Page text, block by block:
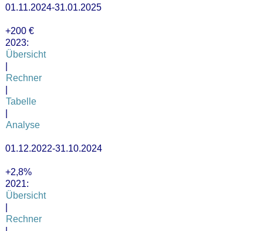
01.11.2024-31.01.2025
+200 €
2023:
Übersicht
Rechner
Tabelle
Analyse
01.12.2022-31.10.2024
+2,8%
2021:
Übersicht
Rechner